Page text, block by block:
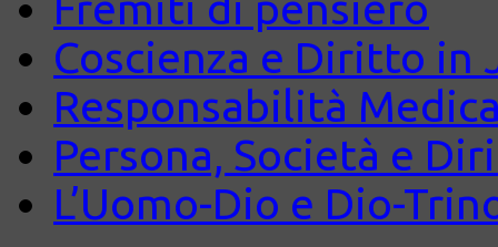
Coscienza e Diritto in
Responsabilità
Persona, Società e
L’Uomo-Dio e Dio-